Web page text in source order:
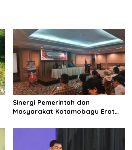
Sinergi Pemerintah dan
Masyarakat Kotamobagu Erat
Pinontoan